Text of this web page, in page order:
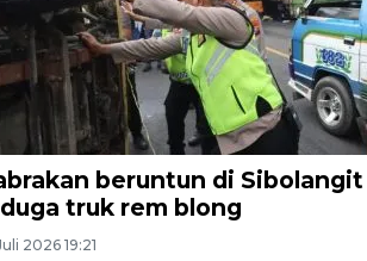
beruntun di Sibolangit
truk rem blong
2026 19:21